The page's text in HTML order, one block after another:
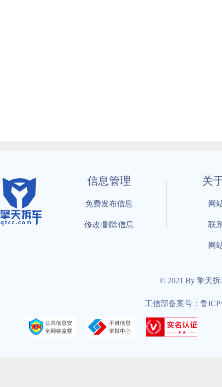
信息管理
免费发布信息
修改/删除信息
关
网
联
网
© 2021 By 擎天
工信部备案号：鲁